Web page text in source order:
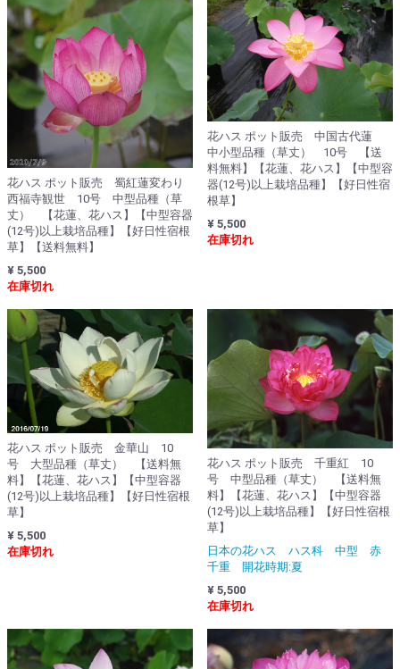
花ハス ポット販売 蜀紅蓮変わり
西福寺観世 10号 中型品種（草
丈） 【花蓮、花ハス】【中型容器
(12号)以上栽培品種】【好日性宿根
草】【送料無料】
¥ 5,500
在庫切れ
花ハス ポット販売 中国古代蓮
中小型品種（草丈） 10号 【送
料無料】【花蓮、花ハス】【中型容
器(12号)以上栽培品種】【好日性宿
根草】
¥ 5,500
在庫切れ
花ハス ポット販売 金華山 10
号 大型品種（草丈） 【送料無
料】【花蓮、花ハス】【中型容器
(12号)以上栽培品種】【好日性宿根
草】
¥ 5,500
在庫切れ
花ハス ポット販売 千重紅 10
号 中型品種（草丈） 【送料無
料】【花蓮、花ハス】【中型容器
(12号)以上栽培品種】【好日性宿根
草】
日本の花ハス ハス科 中型 赤
千重 開花時期:夏
¥ 5,500
在庫切れ